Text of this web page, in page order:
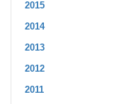
2015
2014
2013
2012
2011